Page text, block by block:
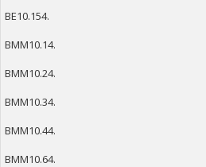
ВЕ10.154.
ВММ10.14.
ВММ10.24.
ВММ10.34.
ВММ10.44.
ВММ10.64.